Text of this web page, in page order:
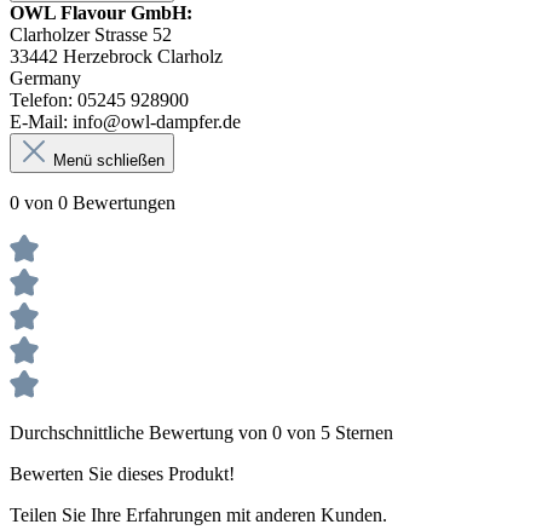
OWL Flavour GmbH:
Clarholzer Strasse 52
33442 Herzebrock Clarholz
Germany
Telefon: 05245 928900
E-Mail: info@owl-dampfer.de
Menü schließen
0 von 0 Bewertungen
Durchschnittliche Bewertung von 0 von 5 Sternen
Bewerten Sie dieses Produkt!
Teilen Sie Ihre Erfahrungen mit anderen Kunden.